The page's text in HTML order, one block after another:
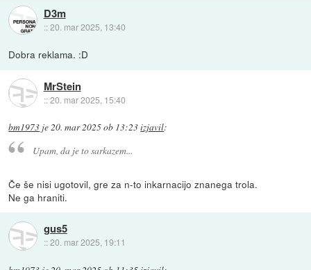
D3m
::20. mar 2025, 13:40
Dobra reklama. :D
MrStein
::20. mar 2025, 15:40
bm1973 je20. mar 2025 ob 13:23izjavil:
Upam, da je to sarkazem...
Če še nisi ugotovil, gre za n-to inkarnacijo znanega trola.
Ne ga hraniti.
gus5
::20. mar 2025, 19:11